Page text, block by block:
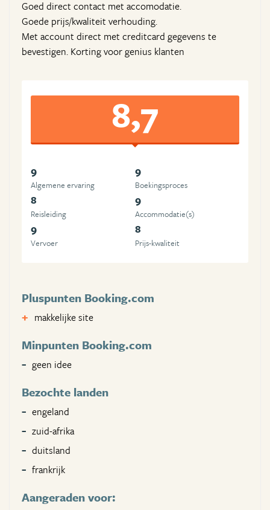
Goed direct contact met accomodatie.
Goede prijs/kwaliteit verhouding.
Met account direct met creditcard gegevens te
bevestigen. Korting voor genius klanten
8,7
9
Algemene ervaring
9
Boekingsproces
8
Reisleiding
9
Accommodatie(s)
9
Vervoer
8
Prijs-kwaliteit
Pluspunten Booking.com
makkelijke site
Minpunten Booking.com
geen idee
Bezochte landen
engeland
zuid-afrika
duitsland
frankrijk
Aangeraden voor: